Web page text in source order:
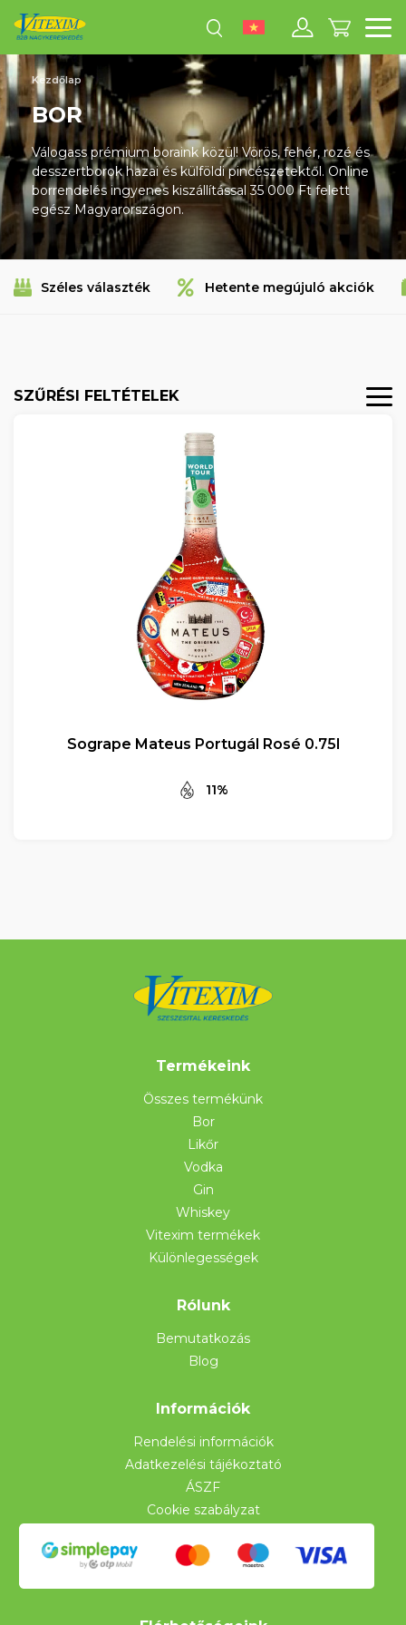
Kezdőlap
BOR
Válogass prémium boraink közül! Vörös, fehér, rozé és
desszertborok hazai és külföldi pincészetektől. Online
borrendelés ingyenes kiszállítással 35 000 Ft felett
egész Magyarországon.
Széles választék Hetente megújuló akciók
SZŰRÉSI FELTÉTELEK
Sogrape Mateus Portugál Rosé 0.75l
11%
Termékeink
Összes termékünk
Bor
Likőr
Vodka
Gin
Whiskey
Vitexim termékek
Különlegességek
Rólunk
Bemutatkozás
Blog
Információk
Rendelési információk
Adatkezelési tájékoztató
ÁSZF
Cookie szabályzat